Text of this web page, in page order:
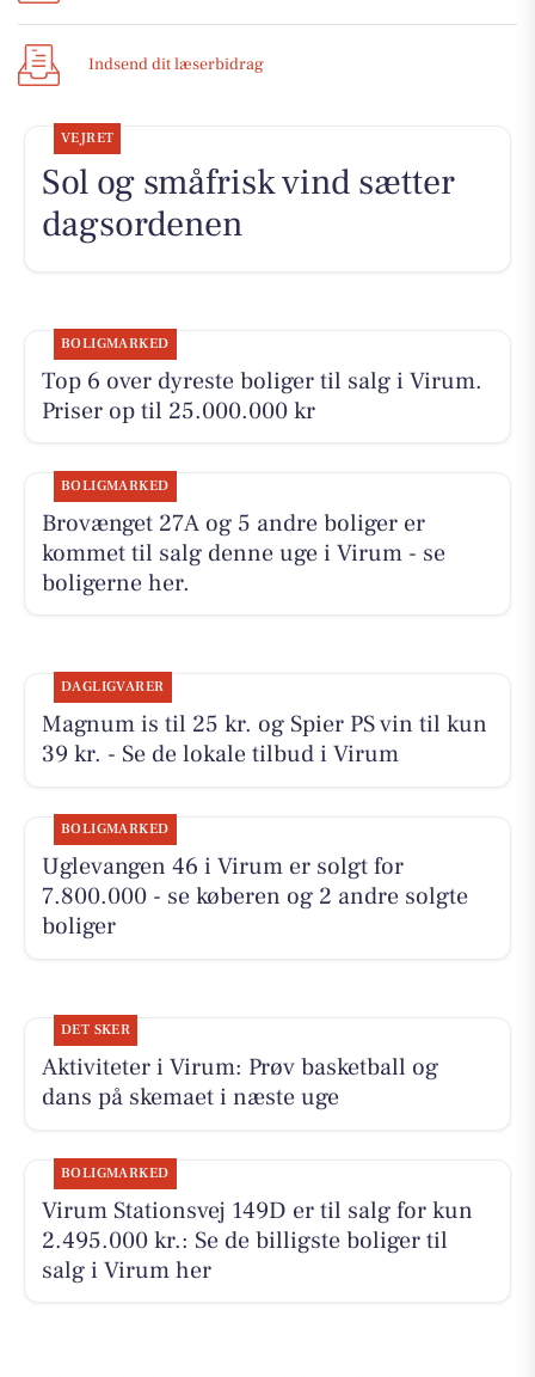
Indsend dit læserbidrag
VEJRET
Sol og småfrisk vind sætter
dagsordenen
BOLIGMARKED
Top 6 over dyreste boliger til salg i Virum.
Priser op til 25.000.000 kr
BOLIGMARKED
Brovænget 27A og 5 andre boliger er
kommet til salg denne uge i Virum - se
boligerne her.
DAGLIGVARER
Magnum is til 25 kr. og Spier PS vin til kun
39 kr. - Se de lokale tilbud i Virum
BOLIGMARKED
Uglevangen 46 i Virum er solgt for
7.800.000 - se køberen og 2 andre solgte
boliger
DET SKER
Aktiviteter i Virum: Prøv basketball og
dans på skemaet i næste uge
BOLIGMARKED
Virum Stationsvej 149D er til salg for kun
2.495.000 kr.: Se de billigste boliger til
salg i Virum her